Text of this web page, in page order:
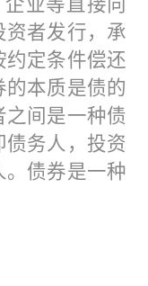
业等直接向
资者发行，承
定条件偿还
本质是债的
间是一种债
务人，投资
债券是一种